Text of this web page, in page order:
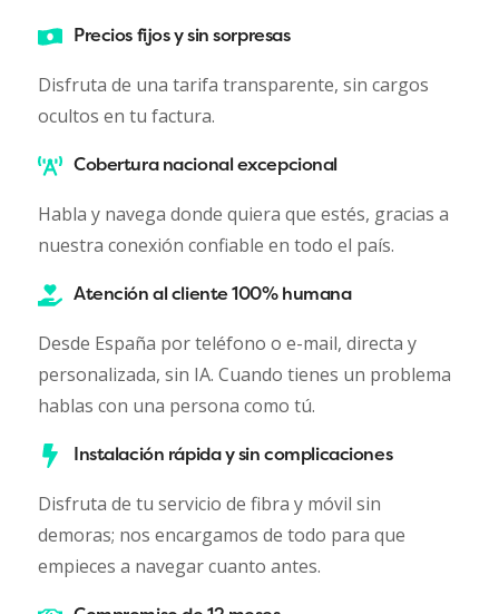
Precios fijos y sin sorpresas
Disfruta de una tarifa transparente, sin cargos
ocultos en tu factura.
Cobertura nacional excepcional
Habla y navega donde quiera que estés, gracias a
nuestra conexión confiable en todo el país.
Atención al cliente 100% humana
Desde España por teléfono o e-mail, directa y
personalizada, sin IA. Cuando tienes un problema
hablas con una persona como tú.
Instalación rápida y sin complicaciones
Disfruta de tu servicio de fibra y móvil sin
demoras; nos encargamos de todo para que
empieces a navegar cuanto antes.